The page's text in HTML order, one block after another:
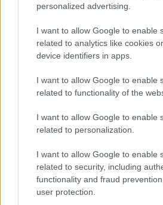
personalized advertising.
I want to allow Google to enable
related to analytics like cookies
device identifiers in apps.
I want to allow Google to enable
related to functionality of the
I want to allow Google to enable
related to personalization.
I want to allow Google to enable
related to security, including
functionality and fraud
user protection.
Sebők Máté